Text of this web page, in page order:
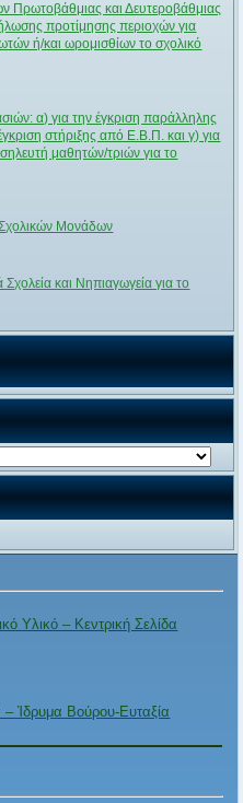
Πρωτοβάθμιας και Δευτεροβάθμιας
προτίμησης περιοχών για
ή/και ωρομισθίων το σχολικό
α) για την έγκριση παράλληλης
στήριξης από Ε.Β.Π. και γ) για
μαθητών/τριών για το
Σχολικών Μονάδων
και Νηπιαγωγεία για το
Υλικό – Κεντρική Σελίδα
Ίδρυμα Βούρου-Ευταξία